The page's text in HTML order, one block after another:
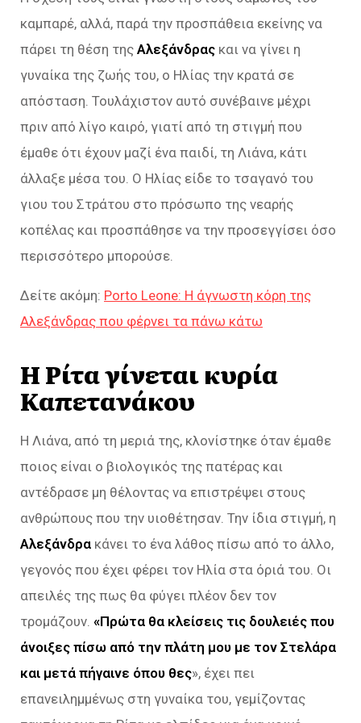
καμπαρέ, αλλά, παρά την προσπάθεια εκείνης να
πάρει τη θέση της Αλεξάνδρας και να γίνει η
γυναίκα της ζωής του, ο Ηλίας την κρατά σε
απόσταση. Τουλάχιστον αυτό συνέβαινε μέχρι
πριν από λίγο καιρό, γιατί από τη στιγμή που
έμαθε ότι έχουν μαζί ένα παιδί, τη Λιάνα, κάτι
άλλαξε μέσα του. Ο Ηλίας είδε το τσαγανό του
γιου του Στράτου στο πρόσωπο της νεαρής
κοπέλας και προσπάθησε να την προσεγγίσει όσο
περισσότερο μπορούσε.
Δείτε ακόμη: Porto Leone: Η άγνωστη κόρη της
Αλεξάνδρας που φέρνει τα πάνω κάτω
Η Ρίτα γίνεται κυρία
Καπετανάκου
Η Λιάνα, από τη μεριά της, κλονίστηκε όταν έμαθε
ποιος είναι ο βιολογικός της πατέρας και
αντέδρασε μη θέλοντας να επιστρέψει στους
ανθρώπους που την υιοθέτησαν. Την ίδια στιγμή, η
Αλεξάνδρα κάνει το ένα λάθος πίσω από το άλλο,
γεγονός που έχει φέρει τον Ηλία στα όριά του. Οι
απειλές της πως θα φύγει πλέον δεν τον
τρομάζουν. «Πρώτα θα κλείσεις τις δουλειές που
άνοιξες πίσω από την πλάτη μου με τον Στελάρα
και μετά πήγαινε όπου θες», έχει πει
επανειλημμένως στη γυναίκα του, γεμίζοντας